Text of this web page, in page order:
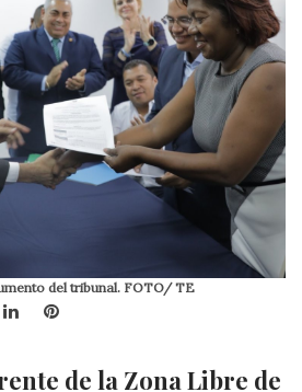
del tribunal. FOTO/ TE
LinkedInPinterest
de la Zona Libre de